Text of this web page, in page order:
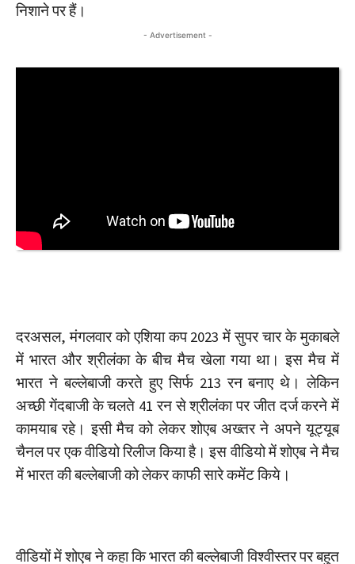
निशाने पर हैं।
- Advertisement -
दरअसल, मंगलवार को एशिया कप 2023 में सुपर चार के मुकाबले
में भारत और श्रीलंका के बीच मैच खेला गया था। इस मैच में
भारत ने बल्लेबाजी करते हुए सिर्फ 213 रन बनाए थे। लेकिन
अच्छी गेंदबाजी के चलते 41 रन से श्रीलंका पर जीत दर्ज करने में
कामयाब रहे। इसी मैच को लेकर शोएब अख्तर ने अपने यूट्यूब
चैनल पर एक वीडियो रिलीज किया है। इस वीडियो में शोएब ने मैच
में भारत की बल्लेबाजी को लेकर काफी सारे कमेंट किये।
वीडियों में शोएब ने कहा कि भारत की बल्लेबाजी विश्वीस्तर पर बहुत